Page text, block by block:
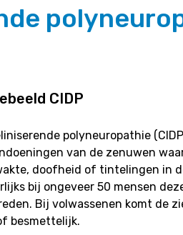
CIDP
polyneuropathie
van de zenuwen
doofheid of tintelingen in
bij ongeveer 50 mensen
Bij volwassenen komt de
besmettelijk.